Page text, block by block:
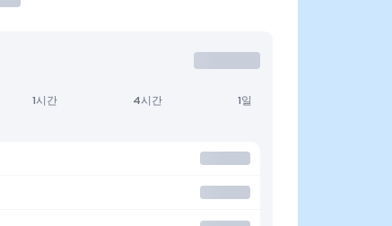
1시간 4시간 1일